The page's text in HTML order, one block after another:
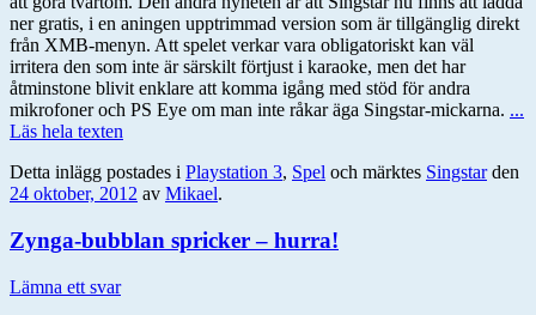
ner gratis, i en aningen upptrimmad version som är tillgänglig direkt
från XMB-menyn. Att spelet verkar vara obligatoriskt kan väl
irritera den som inte är särskilt förtjust i karaoke, men det har
åtminstone blivit enklare att komma igång med stöd för andra
mikrofoner och PS Eye om man inte råkar äga Singstar-mickarna. ...
Läs hela texten
Detta inlägg postades i Playstation 3, Spel och märktes Singstarden
24 oktober, 2012 av Mikael.
Zynga-bubblan spricker – hurra!
Lämna ett svar